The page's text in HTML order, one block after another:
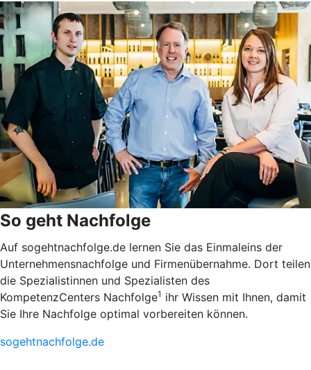
So geht Nachfolge
Auf sogehtnachfolge.de lernen Sie das Einmaleins der
Unternehmensnachfolge und Firmenübernahme. Dort teilen
die Spezialistinnen und Spezialisten des
KompetenzCenters Nachfolge1 ihr Wissen mit Ihnen, damit
Sie Ihre Nachfolge optimal vorbereiten können.
sogehtnachfolge.de